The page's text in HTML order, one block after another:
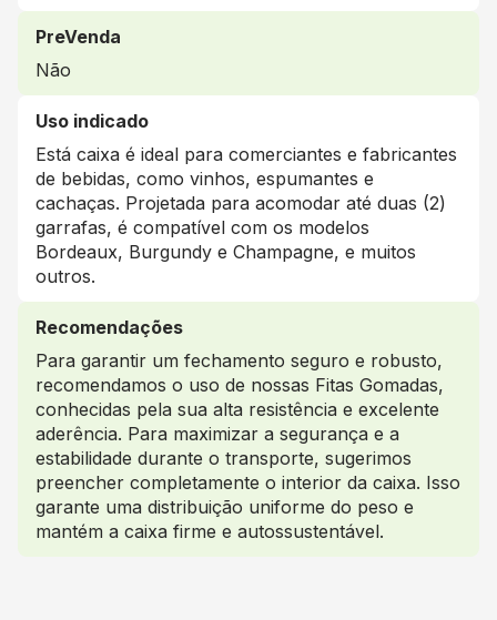
PreVenda
Não
Uso indicado
Está caixa é ideal para comerciantes e fabricantes
de bebidas, como vinhos, espumantes e
cachaças. Projetada para acomodar até duas (2)
garrafas, é compatível com os modelos
Bordeaux, Burgundy e Champagne, e muitos
outros.
Recomendações
Para garantir um fechamento seguro e robusto,
recomendamos o uso de nossas Fitas Gomadas,
conhecidas pela sua alta resistência e excelente
aderência. Para maximizar a segurança e a
estabilidade durante o transporte, sugerimos
preencher completamente o interior da caixa. Isso
garante uma distribuição uniforme do peso e
mantém a caixa firme e autossustentável.